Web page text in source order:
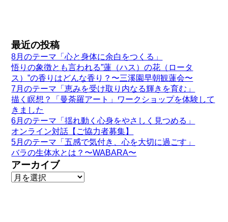
最近の投稿
8月のテーマ「心と身体に余白をつくる」
悟りの象徴とも言われる”蓮（ハス）の花（ロータ
ス）”の香りはどんな香り？〜三溪園早朝観蓮会〜
7月のテーマ「恵みを受け取り内なる輝きを育む」
描く瞑想？「曼荼羅アート」ワークショップを体験して
きました
6月のテーマ「揺れ動く心身をやさしく見つめる」
オンライン対話【ご協力者募集】
5月のテーマ「五感で気付き、心を大切に過ごす」
バラの生体水とは？〜WABARA〜
アーカイブ